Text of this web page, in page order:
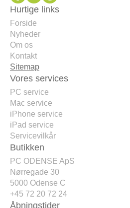
Hurtige links
Forside
Nyheder
Om os
Kontakt
Sitemap
Vores services
PC service
Mac service
iPhone service
iPad service
Servicevilkår
Butikken
PC ODENSE ApS
Nørregade 30
5000 Odense C
+45 72 20 72 24
Åbningstider